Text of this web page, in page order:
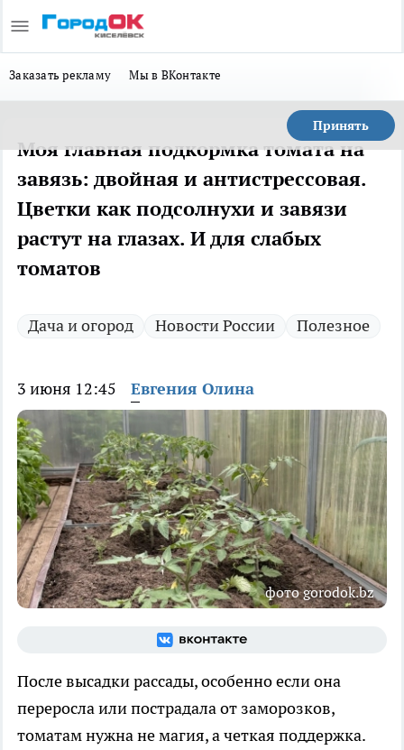
Заказать рекламу Мы в ВКонтакте
Принять
Моя главная подкормка томата на
завязь: двойная и антистрессовая.
Цветки как подсолнухи и завязи
растут на глазах. И для слабых
томатов
Дача и огород Новости России Полезное
3 июня 12:45 Евгения Олина
фото gorodok.bz
После высадки рассады, особенно если она
переросла или пострадала от заморозков,
томатам нужна не магия, а четкая поддержка.